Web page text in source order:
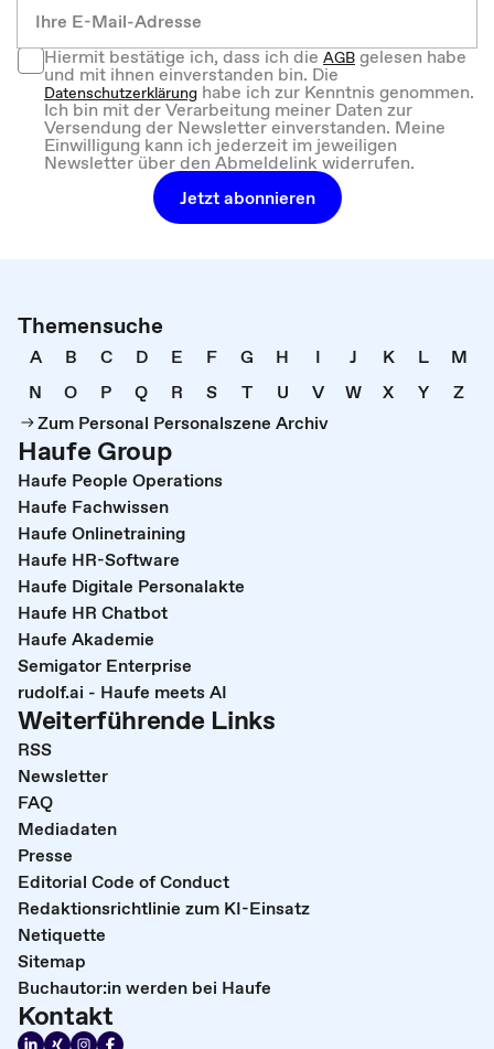
Hiermit bestätige ich, dass ich dieAGBgelesen habe
und mit ihnen einverstanden bin. Die
Datenschutzerklärung habe ich zur Kenntnis genommen.
Ich bin mit der Verarbeitung meiner Daten zur
Versendung der Newsletter einverstanden. Meine
Einwilligung kann ich jederzeit im jeweiligen
Newsletter über den Abmeldelink widerrufen.
Jetzt abonnieren
Themensuche
A B C D E F G H I J K L
M
N
O P Q R S T U V W X Y
Z
Zum Personal Personalszene Archiv
Haufe Group
Haufe People Operations
Haufe Fachwissen
Haufe Onlinetraining
Haufe HR-Software
Haufe Digitale Personalakte
Haufe HR Chatbot
Haufe Akademie
Semigator Enterprise
rudolf.ai - Haufe meets AI
Weiterführende Links
RSS
Newsletter
FAQ
Mediadaten
Presse
Editorial Code of Conduct
Redaktionsrichtlinie zum KI-Einsatz
Netiquette
Sitemap
Buchautor:in werden bei Haufe
Kontakt